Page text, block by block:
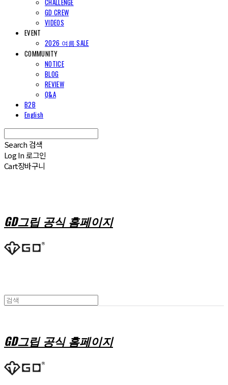
GD CREW
VIDEOS
EVENT
2026 여름 SALE
COMMUNITY
NOTICE
BLOG
REVIEW
Q&A
B2B
English
Search 검색
Log In로그인
Cart장바구니
GD그립 공식 홈페이지
GD그립 공식 홈페이지